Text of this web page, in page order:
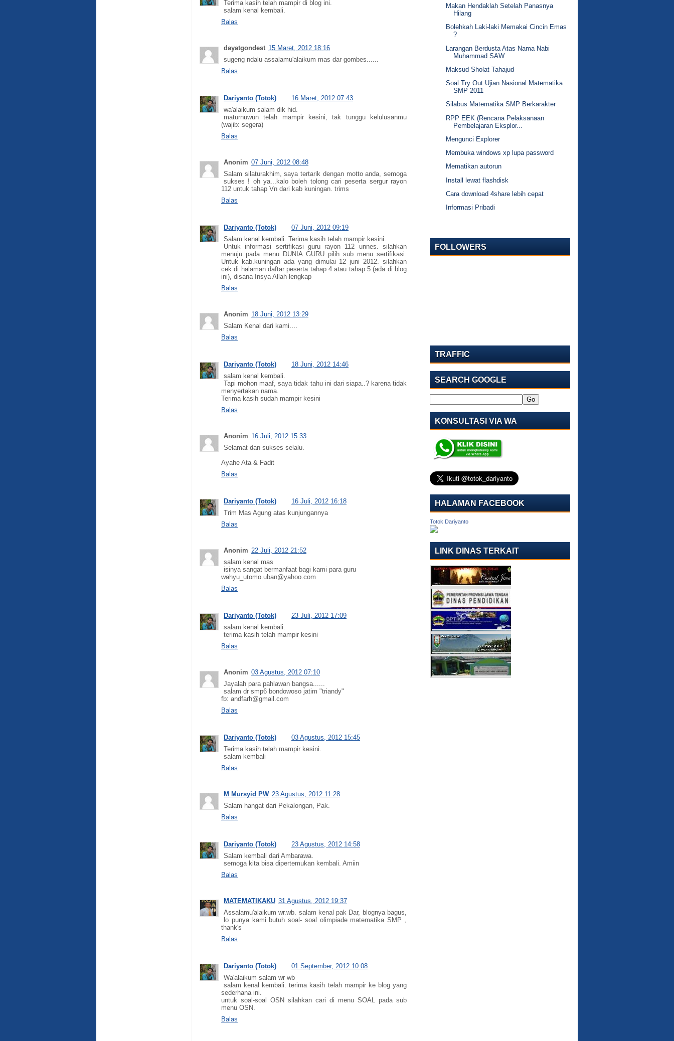
Terima kasih telah mampir di blog ini.
salam kenal kembali.
Balas
dayatgondest 15 Maret, 2012 18:16
sugeng ndalu assalamu'alaikum mas dar gombes......
Balas
Dariyanto (Totok)
16 Maret, 2012 07:43
wa'alaikum salam dik hid.
maturnuwun telah mampir kesini, tak tunggu kelulusanmu
(wajib: segera)
Balas
Anonim 07 Juni, 2012 08:48
Salam silaturakhim, saya tertarik dengan motto anda, semoga
sukses ! oh ya...kalo boleh tolong cari peserta sergur rayon
112 untuk tahap Vn dari kab kuningan. trims
Balas
Dariyanto (Totok)
07 Juni, 2012 09:19
Salam kenal kembali. Terima kasih telah mampir kesini.
Untuk informasi sertifikasi guru rayon 112 unnes. silahkan
menuju pada menu DUNIA GURU pilih sub menu sertifikasi.
Untuk kab.kuningan ada yang dimulai 12 juni 2012. silahkan
cek di halaman daftar peserta tahap 4 atau tahap 5 (ada di blog
ini), disana Insya Allah lengkap
Balas
Anonim 18 Juni, 2012 13:29
Salam Kenal dari kami....
Balas
Dariyanto (Totok)
18 Juni, 2012 14:46
salam kenal kembali.
Tapi mohon maaf, saya tidak tahu ini dari siapa..? karena tidak
menyertakan nama.
Terima kasih sudah mampir kesini
Balas
Anonim 16 Juli, 2012 15:33
Selamat dan sukses selalu.
Ayahe Ata & Fadit
Balas
Dariyanto (Totok)
16 Juli, 2012 16:18
Trim Mas Agung atas kunjungannya
Balas
Anonim 22 Juli, 2012 21:52
salam kenal mas
isinya sangat bermanfaat bagi kami para guru
wahyu_utomo.uban@yahoo.com
Balas
Dariyanto (Totok)
23 Juli, 2012 17:09
salam kenal kembali.
terima kasih telah mampir kesini
Balas
Anonim 03 Agustus, 2012 07:10
Jayalah para pahlawan bangsa......
salam dr smp6 bondowoso jatim "triandy"
fb: andfarh@gmail.com
Balas
Dariyanto (Totok)
03 Agustus, 2012 15:45
Terima kasih telah mampir kesini.
salam kembali
Balas
M Mursyid PW 23 Agustus, 2012 11:28
Salam hangat dari Pekalongan, Pak.
Balas
Dariyanto (Totok)
23 Agustus, 2012 14:58
Salam kembali dari Ambarawa.
semoga kita bisa dipertemukan kembali. Amiin
Balas
MATEMATIKAKU 31 Agustus, 2012 19:37
Assalamu'alaikum wr.wb. salam kenal pak Dar, blognya bagus,
lo punya kami butuh soal- soal olimpiade matematika SMP ,
thank's
Balas
Dariyanto (Totok)
01 September, 2012 10:08
Wa'alaikum salam wr wb
salam kenal kembali. terima kasih telah mampir ke blog yang
sederhana ini.
untuk soal-soal OSN silahkan cari di menu SOAL pada sub
menu OSN.
Balas
Makan Hendaklah Setelah Panasnya
Hilang
Bolehkah Laki-laki Memakai Cincin Emas
?
Larangan Berdusta Atas Nama Nabi
Muhammad SAW
Maksud Sholat Tahajud
Soal Try Out Ujian Nasional Matematika
SMP 2011
Silabus Matematika SMP Berkarakter
RPP EEK (Rencana Pelaksanaan
Pembelajaran Eksplor...
Mengunci Explorer
Membuka windows xp lupa password
Mematikan autorun
Install lewat flashdisk
Cara download 4share lebih cepat
Informasi Pribadi
FOLLOWERS
TRAFFIC
SEARCH GOOGLE
KONSULTASI VIA WA
HALAMAN FACEBOOK
Totok Dariyanto
LINK DINAS TERKAIT